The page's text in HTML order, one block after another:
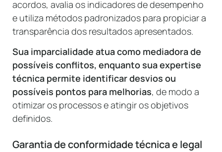
acordos, avalia os indicadores de desempenho
e utiliza métodos padronizados para propiciar a
transparência dos resultados apresentados.
Sua imparcialidade atua como mediadora de
possíveis conflitos, enquanto sua expertise
técnica permite identificar desvios ou
possíveis pontos para melhorias, de modo a
otimizar os processos e atingir os objetivos
definidos.
Garantia de conformidade técnica e legal